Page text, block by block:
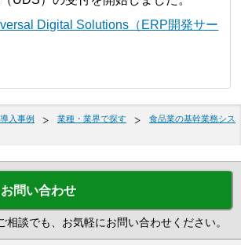
Digital Solutions（ERP開発サー
入事例 業種・業界で探す
食品業の基幹業務シス
問い合わせ
相談でも、お気軽にお問い合わせください。